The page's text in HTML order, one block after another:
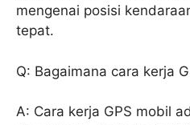
mengenai posisi
tepat.
Q: Bagaimana cara kerja
A: Cara kerja GPS mobil